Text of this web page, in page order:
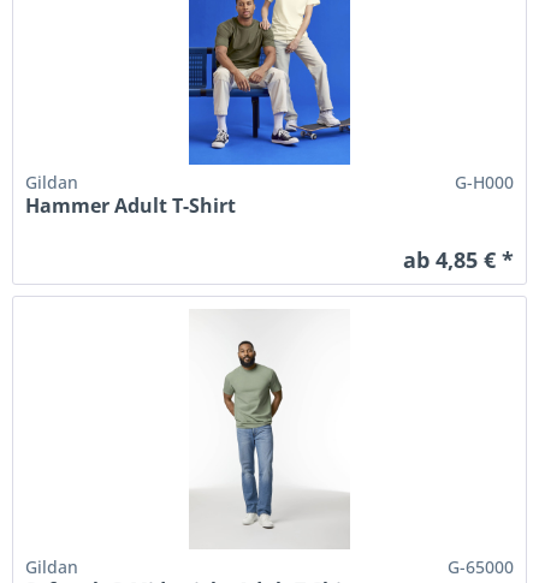
Gildan G-H000
Hammer Adult T-Shirt
ab 4,85 € *
Gildan G-65000